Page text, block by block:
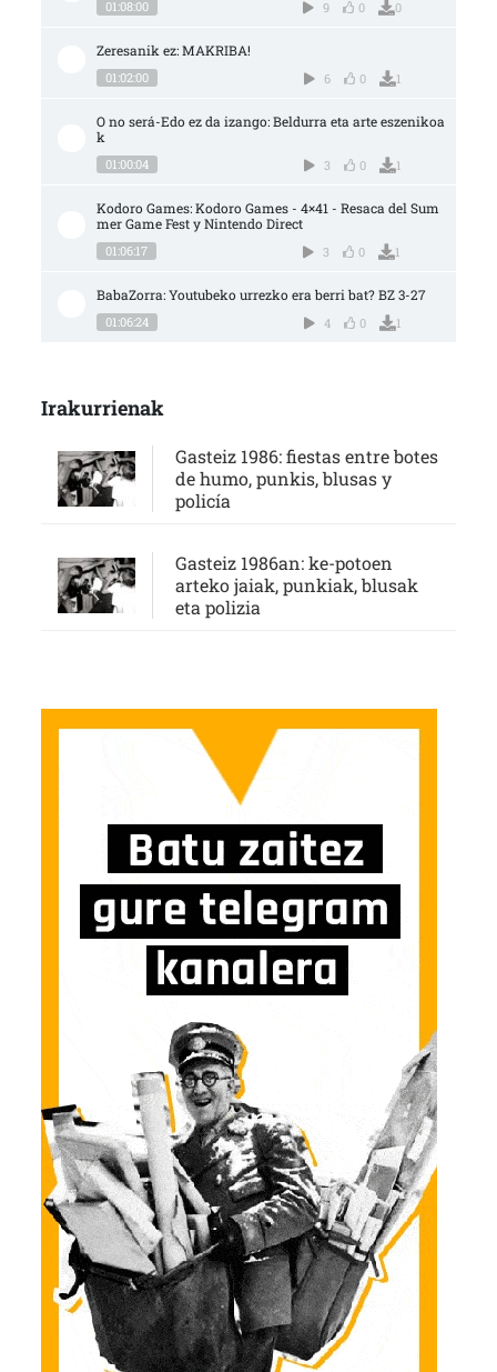
01:08:00 9 0 0
Zeresanik ez: MAKRIBA!
01:02:00 6 0 1
O no será-Edo ez da izango: Beldurra eta arte eszenikoa
k
01:00:04 3 0 1
Kodoro Games: Kodoro Games - 4×41 - Resaca del Sum
mer Game Fest y Nintendo Direct
01:06:17 3 0 1
BabaZorra: Youtubeko urrezko era berri bat? BZ 3-27
01:06:24 4 0 1
Irakurrienak
Gasteiz 1986: fiestas entre botes
de humo, punkis, blusas y
policía
Gasteiz 1986an: ke-potoen
arteko jaiak, punkiak, blusak
eta polizia